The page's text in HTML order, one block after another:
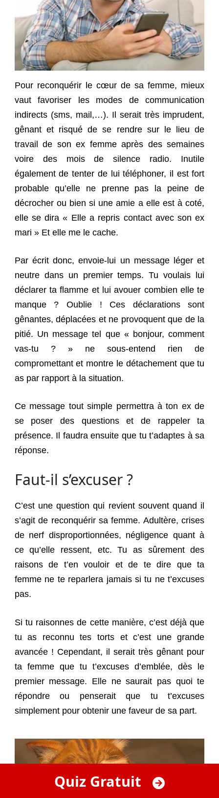
Pour reconquérir le cœur de sa femme, mieux
vaut favoriser les modes de communication
indirects (sms, mail,…). Il serait très imprudent,
gênant et risqué de se rendre sur le lieu de
travail de son ex femme après des semaines
voire des mois de silence radio. Inutile
également de tenter de lui téléphoner, il est fort
probable qu’elle ne prenne pas la peine de
décrocher ou bien si une amie a elle est à coté,
elle se dira « Elle a repris contact avec son ex
mari » Et elle me le cache.
Par écrit donc, envoie-lui un message léger et
neutre dans un premier temps. Tu voulais lui
déclarer ta flamme et lui avouer combien elle te
manque ? Oublie ! Ces déclarations sont
gênantes, déplacées et ne provoquent que de la
pitié. Un message tel que « bonjour, comment
vas-tu ? » ne sous-entend rien de
compromettant et montre le détachement que tu
as par rapport à la situation.
Ce message tout simple permettra à ton ex de
se poser des questions et de rappeler ta
présence. Il faudra ensuite que tu t’adaptes à sa
réponse.
Faut-il s’excuser ?
C’est une question qui revient souvent quand il
s’agit de reconquérir sa femme. Adultère, crises
de nerf disproportionnées, négligence quant à
ce qu’elle ressent, etc. Tu as sûrement des
raisons de t’en vouloir et de te dire que ta
femme ne te reparlera jamais si tu ne t’excuses
pas.
Si tu raisonnes de cette manière, c’est déjà que
tu as reconnu tes torts et c’est une grande
avancée ! Cependant, il serait très gênant pour
ta femme que tu t’excuses d’emblée, dès le
premier message. Elle ne saurait pas quoi te
répondre ou penserait que tu t’excuses
simplement pour obtenir une faveur de sa part.
Quiz Gratuit